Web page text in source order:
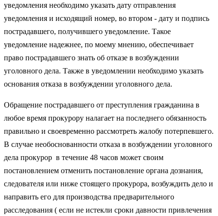
уведомления необходимо указать дату отправления
уведомления и исходящий номер, во втором - дату и подпись
пострадавшего, получившего уведомление. Такое
уведомление надежнее, по моему мнению, обеспечивает
право пострадавшего знать об отказе в возбуждении
уголовного дела. Также в уведомлении необходимо указать
основания отказа в возбуждении уголовного дела.
Обращение пострадавшего от преступления гражданина в
любое время прокурору налагает на последнего обязанность
правильно и своевременно рассмотреть жалобу потерпевшего.
В случае необоснованности отказа в возбуждении уголовного
дела прокурор в течение 48 часов может своим
постановлением отменить постановление органа дознания,
следователя или ниже стоящего прокурора, возбуждить дело и
направить его для производства предварительного
расследования ( если не истекли сроки давности привлечения